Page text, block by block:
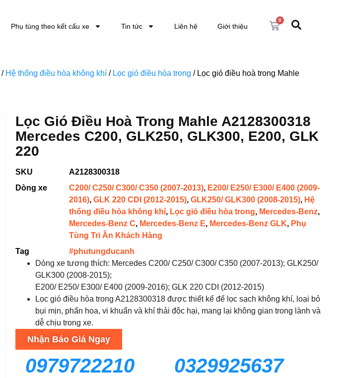
Phụ tùng theo kết cấu xe Tin tức Liên hệ Giới thiệu
0
/ Hệ thống điều hòa không khí / Lọc gió điều hòa trong / Lọc gió điều hoà trong Mahle
Lọc Gió Điều Hoà Trong Mahle A2128300318
Mercedes C200, GLK250, GLK300, E200, GLK
220
SKU
A2128300318
Dòng xe
C200/ C250/ C300/ C350 (2007-2013), E200/ E250/ E300/ E400 (2009-
2016), GLK 220 CDI (2012-2015), GLK250/ GLK300 (2008-2015), Hệ
thống điều hòa không khí, Lọc gió điều hòa trong, Mercedes-Benz,
Mercedes-Benz C, Mercedes-Benz E, Mercedes-Benz GLK, Phụ
Tùng Tri Ân Khách Hàng
Tag
#phutungducanh
Dòng xe tương thích: Mercedes C200/ C250/ C300/ C350 (2007-2013); GLK250/
GLK300 (2008-2015);
E200/ E250/ E300/ E400 (2009-2016); GLK 220 CDI (2012-2015)
Lọc gió điều hòa trong A2128300318 được thiết kế để lọc sạch không khí, loại bỏ
bụi mịn, phấn hoa, vi khuẩn và khí thải độc hại, mang lại không gian trong lành và
dễ chịu trong xe.
Nhận Báo Giá Ngay
0979722210 0329925637